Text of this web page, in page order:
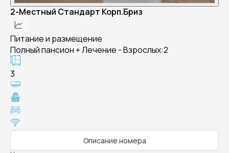
2-Местный Стандарт Корп.Бриз
Питание и размещение
Полный пансион + Лечение - Взрослых:2
3
Описание номера